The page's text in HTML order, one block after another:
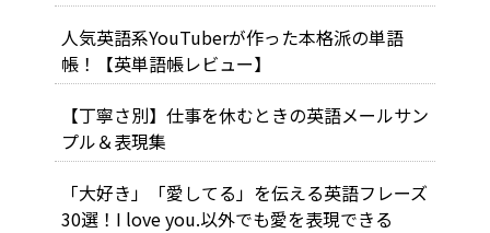
人気英語系YouTuberが作った本格派の単語
帳！【英単語帳レビュー】
【丁寧さ別】仕事を休むときの英語メールサン
プル＆表現集
「大好き」「愛してる」を伝える英語フレーズ
30選！I love you.以外でも愛を表現できる